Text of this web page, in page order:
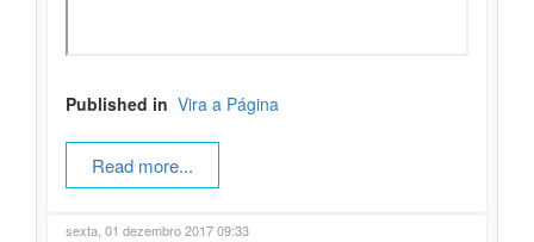
Published in Vira a Página
Read more...
sexta, 01 dezembro 2017 09:33